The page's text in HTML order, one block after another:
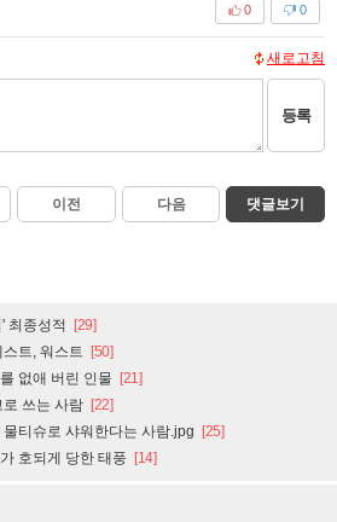
0
0
새로고침
등록
이전 다음 댓글보기
최종성적 [29]
트, 워스트 [50]
없애 버린 인물 [21]
쓰는 사람 [22]
티슈로 샤워한다는 사람.jpg [25]
호되게 당한 태풍 [14]